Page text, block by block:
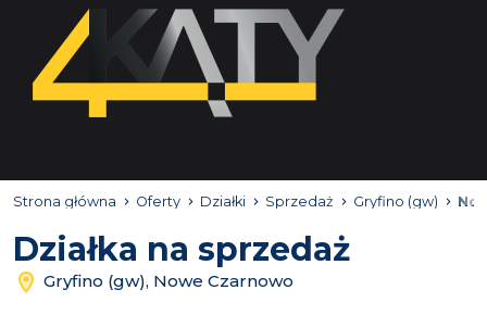
Strona główna Oferty Działki Sprzedaż Gryfino (gw)
Działka na sprzedaż
Gryfino (gw), Nowe Czarnowo